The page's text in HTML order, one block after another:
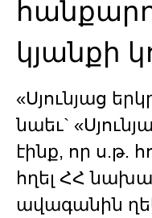
կյանքի
«Սյունյաց
նաեւ`
էինք, որ ս.թ.
հղել ՀՀ
ավագանին